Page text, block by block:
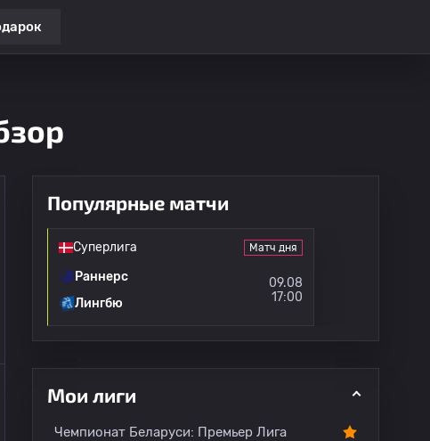
Популярные матчи
Суперлига Матч дня
Раннерс
Лингбю
09.08
17:00
Мои лиги
Чемпионат Беларуси: Премьер Лига